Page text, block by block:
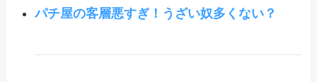
パチ屋の客層悪すぎ！うざい奴多くない？